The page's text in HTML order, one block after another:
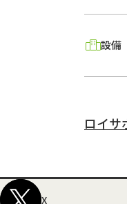
設備
ロイサ
X